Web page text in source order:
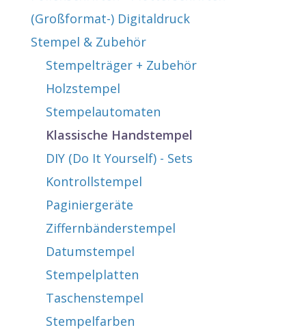
(Großformat-) Digitaldruck
Stempel & Zubehör
Stempelträger + Zubehör
Holzstempel
Stempelautomaten
Klassische Handstempel
DIY (Do It Yourself) - Sets
Kontrollstempel
Paginiergeräte
Ziffernbänderstempel
Datumstempel
Stempelplatten
Taschenstempel
Stempelfarben